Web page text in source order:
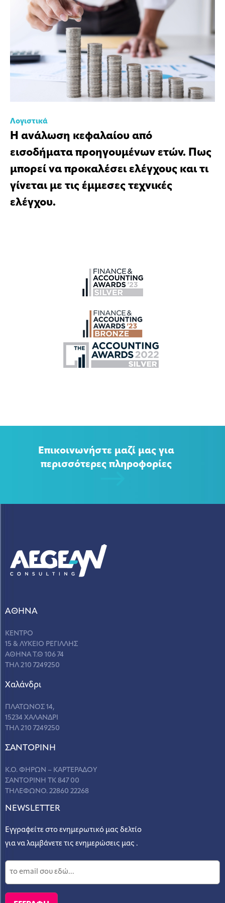
Λογιστικά
Η ανάλωση κεφαλαίου από
εισοδήματα προηγουμένων ετών. Πως
μπορεί να προκαλέσει ελέγχους και τι
γίνεται με τις έμμεσες τεχνικές
ελέγχου.
Επικοινωνήστε μαζί μας για
περισσότερες πληροφορίες
ΑΘΗΝΑ
ΚΕΝΤΡΟ
15 & ΛΥΚΕΙΟ ΡΕΓΙΛΛΗΣ
ΑΘΗΝΑ Τ.Θ 106 74
ΤΗΛ 210 7249250
Χαλάνδρι
ΠΛΑΤΩΝΟΣ 14,
15234 ΧΑΛΑΝΔΡΙ
ΤΗΛ 210 7249250
ΣANΤΟΡΙΝΗ
Κ.Ο. ΦΗΡΩΝ – ΚΑΡΤΕΡΑΔΟΥ
ΣΑΝΤΟΡΙΝΗ ΤΚ 847 00
ΤΗΛΕΦΩΝΟ. 22860 22268
NEWSLETTER
Εγγραφείτε στο ενημερωτικό μας δελτίο
για να λαμβάνετε τις ενημερώσεις μας .